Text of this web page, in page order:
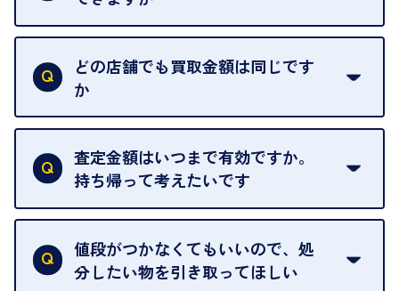
はい。喜んで承ります。出張買取をご利用くださ
い。
ご指定の場所にお伺いします。
どの店舗でも買取金額は同じです
か
はい。全店舗一律です。
ただし、中古市場は日々変動するため、査定した日
によって査定額が変わることはございます。
査定金額はいつまで有効ですか。
持ち帰って考えたいです
査定額は当日限り有効です。
中古市場が日々変動するため、翌日には査定額が変
わることがございます。
値段がつかなくてもいいので、処
分したい物を引き取ってほしい